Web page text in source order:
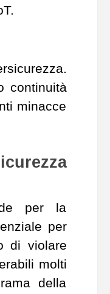
continuità
minacce
per la
per
di violare
molti
della